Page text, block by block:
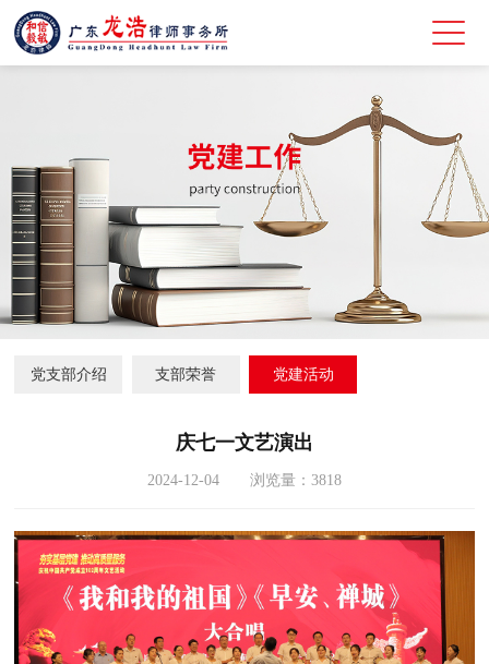
党支部介绍 支部荣誉 党建活动
庆七一文艺演出
2024-12-04 浏览量：3818